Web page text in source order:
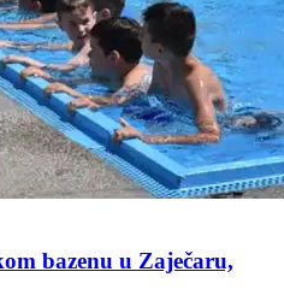
bazenu u Zaječaru,